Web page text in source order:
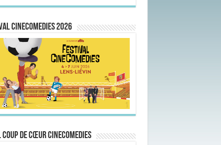
CINECOMEDIES 2026
de Cœur CineComedies